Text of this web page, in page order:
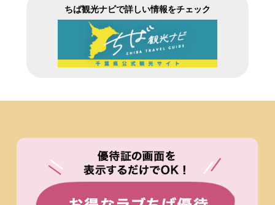
ちば観光ナビで詳しい情報をチェック